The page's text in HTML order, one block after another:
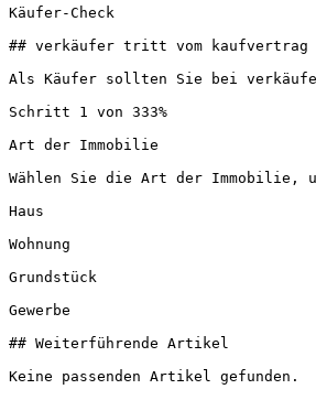
Käufer-Check
## verkäufer tritt vom kaufvertrag
Als Käufer sollten Sie bei
Schritt 1 von 333%
Art der Immobilie
Wählen Sie die Art der Immobilie,
Haus
Wohnung
Grundstück
Gewerbe
## Weiterführende Artikel
Keine passenden Artikel gefunden.